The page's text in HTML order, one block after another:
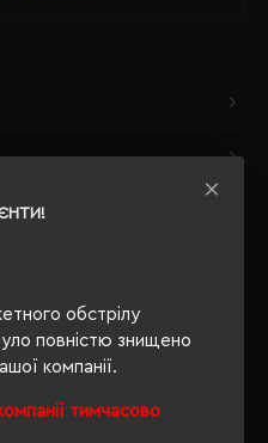
обстрілу
повністю знищено
компанії.
тимчасово